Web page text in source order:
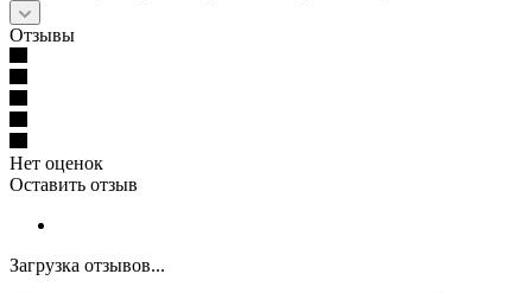
Отзывы
Нет оценок
Оставить отзыв
Загрузка отзывов...